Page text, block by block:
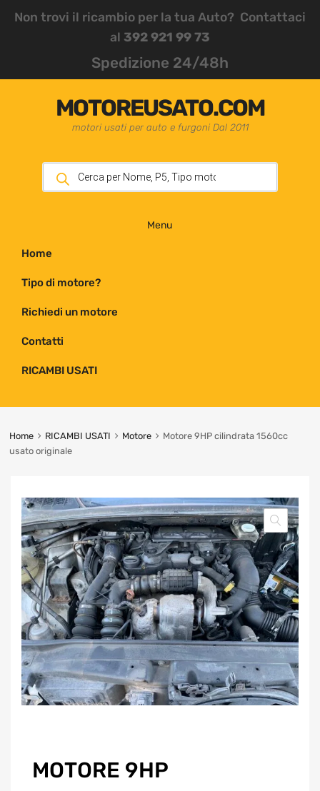
Non trovi il ricambio per la tua Auto? Contattaci
al 392 921 99 73
Spedizione 24/48h
MOTOREUSATO.COM
motori usati per auto e furgoni Dal 2011
Menu
Home
Tipo di motore?
Richiedi un motore
Contatti
RICAMBI USATI
Home RICAMBI USATI Motore
Motore 9HP cilindrata 1560cc
usato originale
MOTORE 9HP